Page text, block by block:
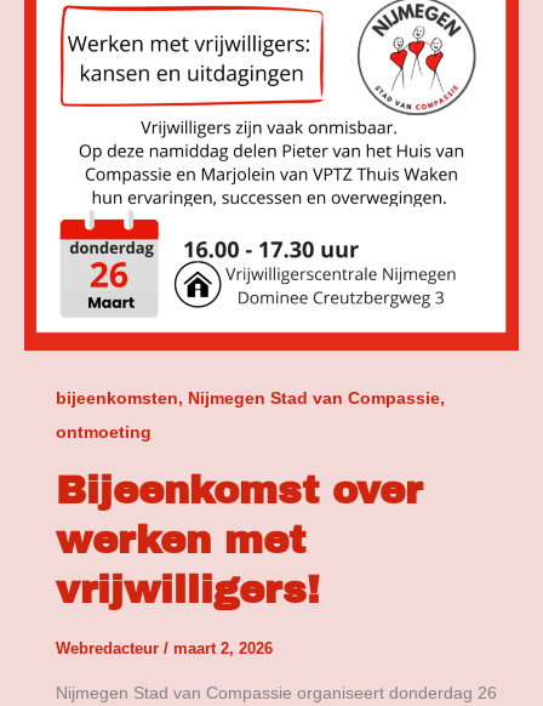
bijeenkomsten, Nijmegen Stad van Compassie,
ontmoeting
Bijeenkomst over
werken met
vrijwilligers!
Webredacteur / maart 2, 2026
Nijmegen Stad van Compassie organiseert donderdag 26
over
werken
met
vrijwilligers!